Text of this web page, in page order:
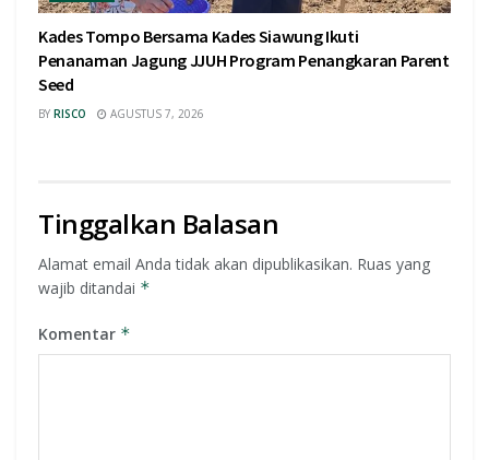
Kades Tompo Bersama Kades Siawung Ikuti
Penanaman Jagung JJUH Program Penangkaran Parent
Seed
BY RISCO AGUSTUS 7, 2026
Tinggalkan Balasan
Alamat email Anda tidak akan dipublikasikan. Ruas yang
wajib ditandai *
Komentar *